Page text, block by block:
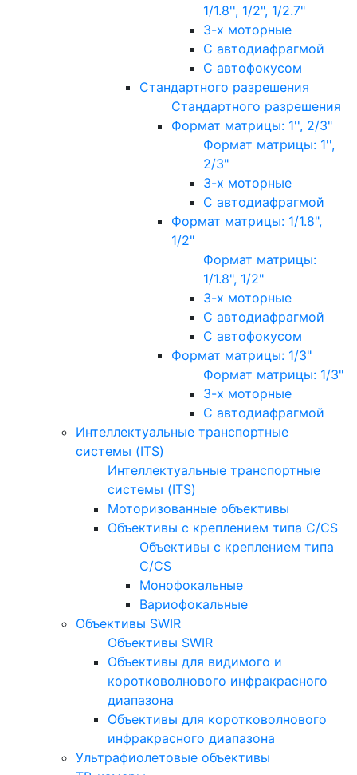
1/1.8'', 1/2", 1/2.7"
3-х моторные
С автодиафрагмой
С автофокусом
Стандартного разрешения
Стандартного разрешения
Формат матрицы: 1'', 2/3"
Формат матрицы: 1'',
2/3"
3-х моторные
С автодиафрагмой
Формат матрицы: 1/1.8",
1/2"
Формат матрицы:
1/1.8", 1/2"
3-х моторные
С автодиафрагмой
С автофокусом
Формат матрицы: 1/3"
Формат матрицы: 1/3"
3-х моторные
С автодиафрагмой
Интеллектуальные транспортные
системы (ITS)
Интеллектуальные транспортные
системы (ITS)
Моторизованные объективы
Объективы с креплением типа C/CS
Объективы с креплением типа
C/CS
Монофокальные
Вариофокальные
Объективы SWIR
Объективы SWIR
Объективы для видимого и
коротковолнового инфракрасного
диапазона
Объективы для коротковолнового
инфракрасного диапазона
Ультрафиолетовые объективы